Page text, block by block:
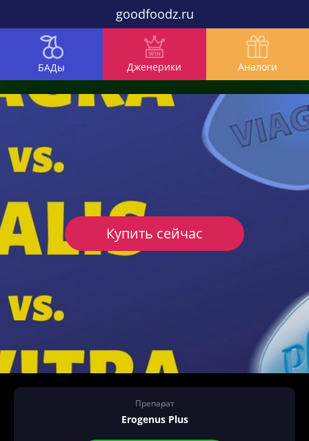
goodfoodz.ru
БАДы Дженерики Аналоги
Препарат
Erogenus Plus
Купить сейчас